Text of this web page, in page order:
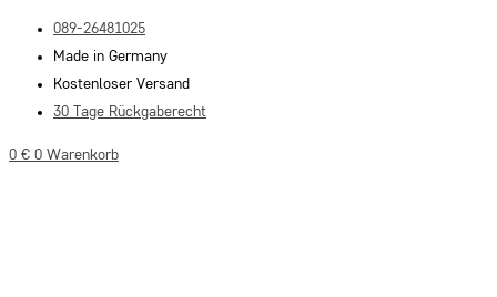
Inhalt
springen
089-26481025
Made in Germany
Kostenloser Versand
30 Tage Rückgaberecht
0 € 0 Warenkorb